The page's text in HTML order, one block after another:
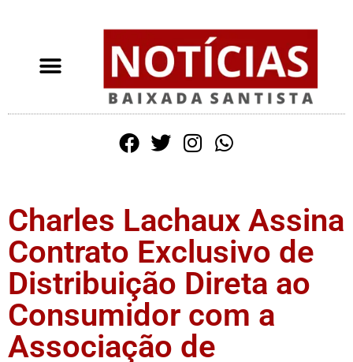
Charles Lachaux Assina
Contrato Exclusivo de
Distribuição Direta ao
Consumidor com a
Associação de